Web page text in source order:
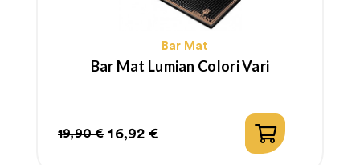
Bar Mat
Bar Mat Lumian Colori Vari
Prezzo
19,90 €
Prezzo
16,92 €